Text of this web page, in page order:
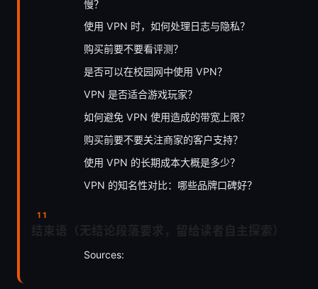
慢？
使用 VPN 时，如何处理日志与隐私？
购买前要不要看评测？
是否可以在校园网中使用 VPN？
VPN 是否适合游戏玩家？
如何避免 VPN 使用造成的带宽上限？
购买前要不要关注商家的客户支持？
使用 VPN 的长期成本大概是多少？
VPN 的知名性对比：哪些品牌口碑好？
Sources: